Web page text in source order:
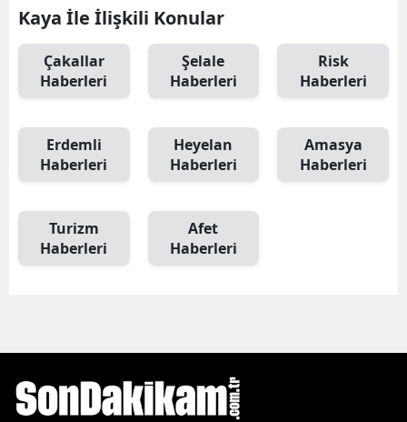
Kaya İle İlişkili Konular
Çakallar
Haberleri
Şelale
Haberleri
Risk
Haberleri
Erdemli
Haberleri
Heyelan
Haberleri
Amasya
Haberleri
Turizm
Haberleri
Afet
Haberleri